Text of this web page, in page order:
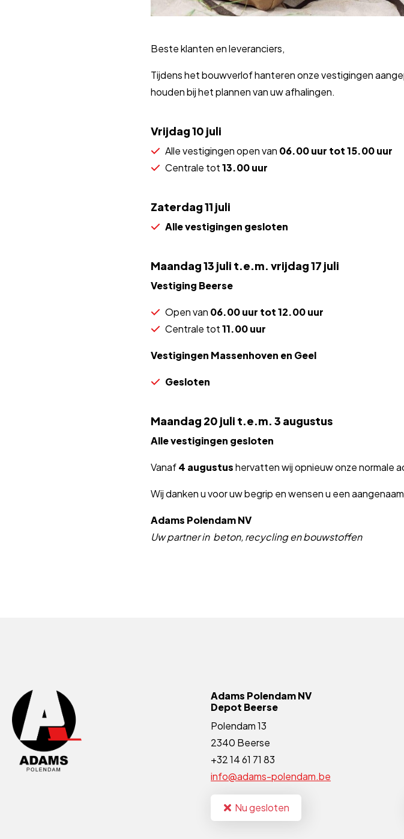
Beste klanten en leveranciers,
Tijdens het bouwverlof hanteren onze vestigingen
houden bij het plannen van uw afhalingen.
Vrijdag 10 juli
Alle vestigingen open van 06.00 uur tot 15.00 uur
Centrale tot13.00 uur
Zaterdag 11 juli
Alle vestigingen gesloten
Maandag 13 juli t.e.m. vrijdag 17 juli
Vestiging Beerse
Open van 06.00 uur tot 12.00 uur
Centrale tot11.00 uur
Vestigingen Massenhoven en Geel
Gesloten
Maandag 20 juli t.e.m. 3 augustus
Alle vestigingen gesloten
Vanaf4 augustushervatten wij opnieuw onze normale
Wij danken u voor uw begrip en wensen u een
Adams Polendam NV
Uw partner in beton, recycling en bouwstoffen
Adams Polendam NV
Depot Beerse
Polendam 13
2340 Beerse
+32 14 61 71 83
info@adams-polendam.be
Nu gesloten